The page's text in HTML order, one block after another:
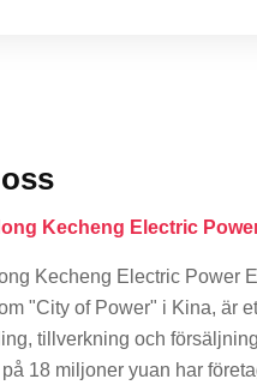
Kecheng Electric
Kecheng Electric Power
"City of Power" i Kina, är
tillverkning och
18 miljoner yuan har